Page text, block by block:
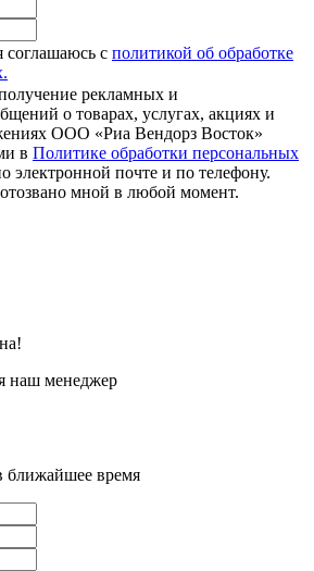
соглашаюсь с политикой об обработке
рекламных и
о товарах, услугах, акциях и
ООО «Риа Вендорз Восток»
в Политике обработки персональных
электронной почте и по телефону.
мной в любой момент.
наш менеджер
ближайшее время